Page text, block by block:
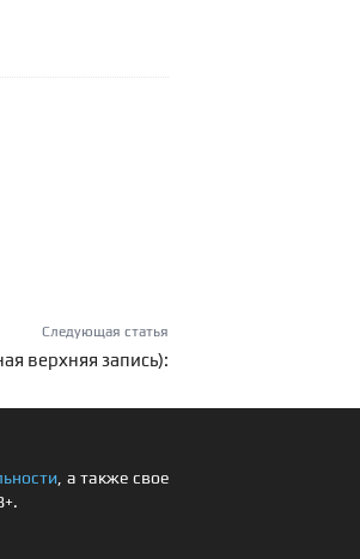
Следующая статья
верхняя запись):
, а также свое